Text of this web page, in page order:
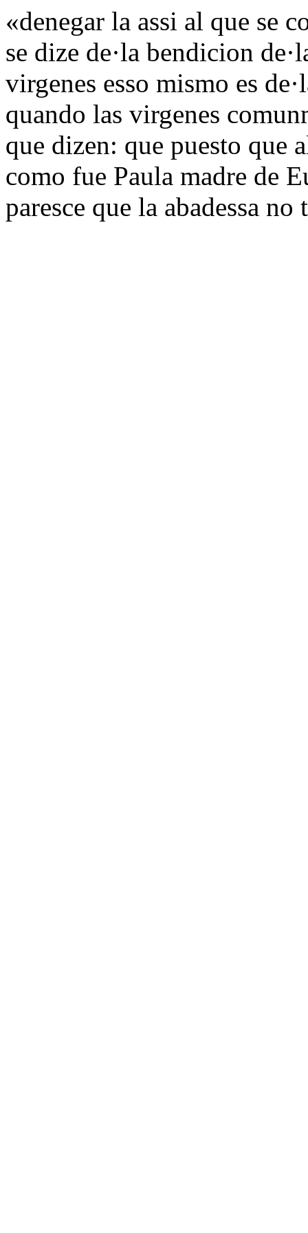
«denegar la assi al que se
se dize de·la bendicion
virgenes esso mismo es
quando las virgenes
que dizen: que puesto que
como fue Paula madre de
paresce que la abadessa